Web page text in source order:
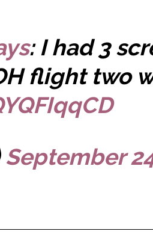
: I had 3
flight two
September